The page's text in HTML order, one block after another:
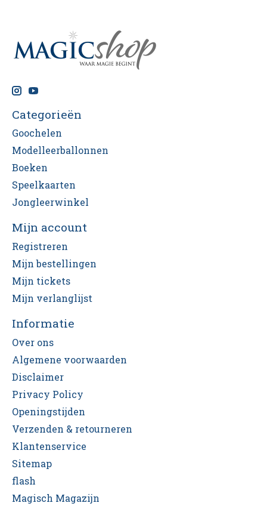
Categorieën
Goochelen
Modelleerballonnen
Boeken
Speelkaarten
Jongleerwinkel
Mijn account
Registreren
Mijn bestellingen
Mijn tickets
Mijn verlanglijst
Informatie
Over ons
Algemene voorwaarden
Disclaimer
Privacy Policy
Openingstijden
Verzenden & retourneren
Klantenservice
Sitemap
flash
Magisch Magazijn